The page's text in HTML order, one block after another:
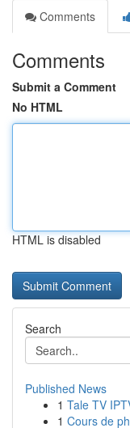
Comments
Comments
Submit a Comment
No HTML
HTML is disabled
Search
Published News
1 Tale TV
1 Cours de